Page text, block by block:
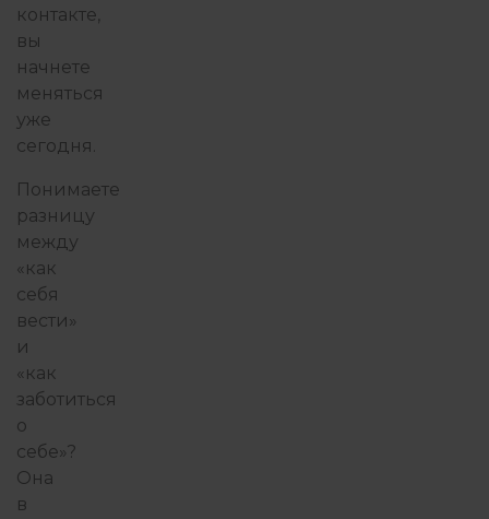
контакте,
вы
начнете
меняться
уже
сегодня.
Понимаете
разницу
между
«как
себя
вести»
и
«как
заботиться
о
себе»?
Она
в